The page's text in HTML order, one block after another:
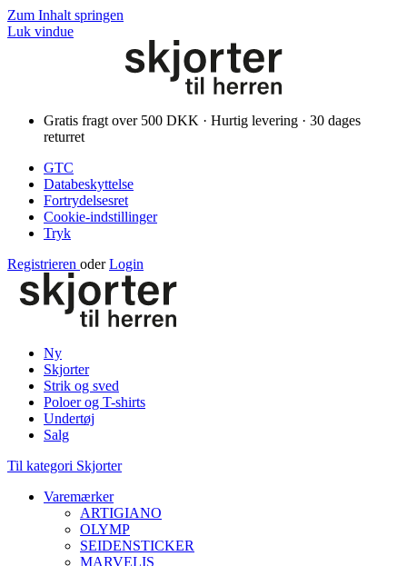
Zum Inhalt springen
Luk vindue
Gratis fragt over 500 DKK · Hurtig levering · 30 dages
returret
GTC
Databeskyttelse
Fortrydelsesret
Cookie-indstillinger
Tryk
Registrieren oder Login
Ny
Skjorter
Strik og sved
Poloer og T-shirts
Undertøj
Salg
Til kategori Skjorter
Varemærker
ARTIGIANO
OLYMP
SEIDENSTICKER
MARVELIS